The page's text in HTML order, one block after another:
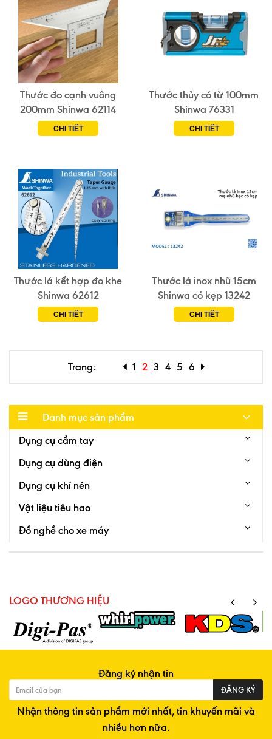
Thước đo cạnh vuông
200mm Shinwa 62114
CHI TIẾT
Thước thủy có từ 100mm
Shinwa 76331
CHI TIẾT
Thước lá kết hợp đo khe
Shinwa 62612
CHI TIẾT
Thước lá inox nhũ 15cm
Shinwa có kẹp 13242
CHI TIẾT
Trang: 1 2 3 4 5 6
Danh mục sản phẩm
Dụng cụ cầm tay
Dụng cụ dùng điện
Dụng cụ khí nén
Vật liệu tiêu hao
Đồ nghề cho xe máy
LOGO THƯƠNG HIỆU
Đăng ký nhận tin
ĐĂNG KÝ
Nhận thông tin sản phẩm mới nhất, tin khuyến mãi và
nhiều hơn nữa.